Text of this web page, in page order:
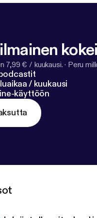
7,99 € / kuukausi. · Peru
/ kuukausi
käyttöön